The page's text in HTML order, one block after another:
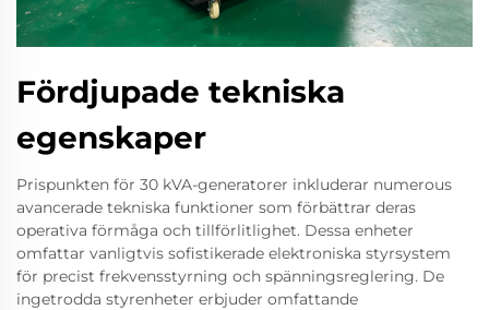
Fördjupade tekniska
egenskaper
Prispunkten för 30 kVA-generatorer inkluderar numerous
avancerade tekniska funktioner som förbättrar deras
operativa förmåga och tillförlitlighet. Dessa enheter
omfattar vanligtvis sofistikerade elektroniska styrsystem
för precist frekvensstyrning och spänningsreglering. De
ingetrodda styrenheter erbjuder omfattande